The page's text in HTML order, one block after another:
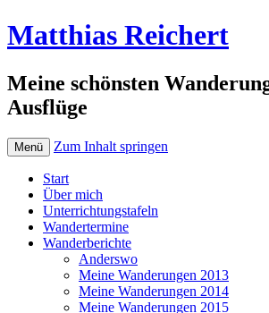
Matthias Reichert
Meine schönsten
Ausflüge
Menü Zum Inhalt springen
Start
Über mich
Unterrichtungstafeln
Wandertermine
Wanderberichte
Anderswo
Meine Wanderungen 2013
Meine Wanderungen 2014
Meine Wanderungen 2015